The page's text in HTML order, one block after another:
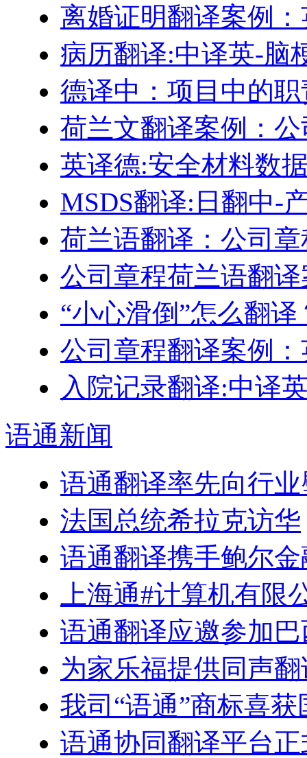
离婚证明翻译案例
病历翻译:中译英-脑
德译中：项目中的
荷兰文翻译案例：
英译德:安全材料数
MSDS翻译:日翻中-
荷兰语翻译：公司
公司章程荷兰语翻
“小心滑倒”怎么翻译
公司章程翻译案例
入院记录翻译:中译
语通新闻
语通翻译率先向行
法国总统希拉克访华
语通翻译携手鲍尔
上海通#计算机有限
语通翻译应邀参加
为家乐福提供同声
我司“语通”商标喜
语通协同翻译平台